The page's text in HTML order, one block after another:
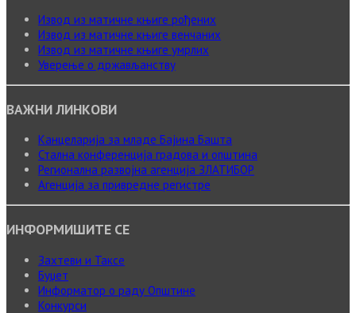
Извод из матичне књиге рођених
Извод из матичне књиге венчаних
Извод из матичне књиге умрлих
Уверење о држављанству
ВАЖНИ ЛИНКОВИ
Канцеларија за младе Бајина Башта
Стална конференција градова и општина
Регионална развојна агенција ЗЛАТИБОР
Агенција за привредне регистре
ИНФОРМИШИТЕ СЕ
Захтеви и Таксе
Буџет
Информатор о раду Општине
Конкурси